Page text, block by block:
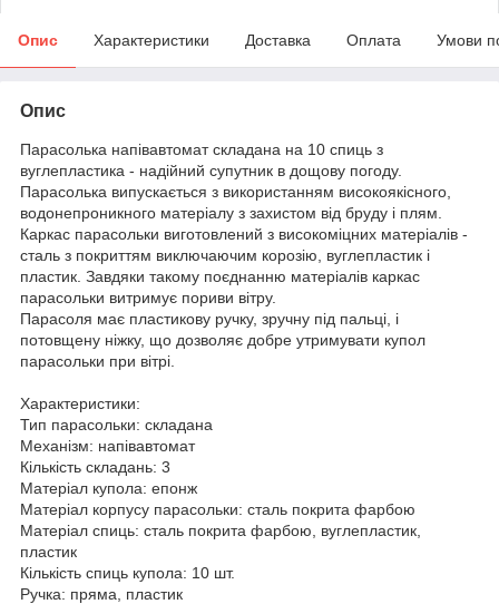
Опис Характеристики Доставка Оплата Умови
Опис
Парасолька напівавтомат складана на 10 спиць з
вуглепластика - надійний супутник в дощову погоду.
Парасолька випускається з використанням високоякісного,
водонепроникного матеріалу з захистом від бруду і плям.
Каркас парасольки виготовлений з високоміцних матеріалів -
сталь з покриттям виключаючим корозію, вуглепластик і
пластик. Завдяки такому поєднанню матеріалів каркас
парасольки витримує пориви вітру.
Парасоля має пластикову ручку, зручну під пальці, і
потовщену ніжку, що дозволяє добре утримувати купол
парасольки при вітрі.
Характеристики:
Тип парасольки: складана
Механізм: напівавтомат
Кількість складань: 3
Матеріал купола: епонж
Матеріал корпусу парасольки: сталь покрита фарбою
Матеріал спиць: сталь покрита фарбою, вуглепластик,
пластик
Кількість спиць купола: 10 шт.
Ручка: пряма, пластик